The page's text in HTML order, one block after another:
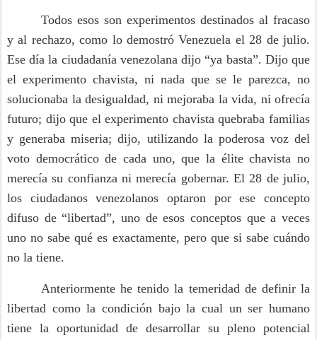
Todos esos son experimentos destinados al fracaso
y al rechazo, como lo demostró Venezuela el 28 de julio.
Ese día la ciudadanía venezolana dijo “ya basta”. Dijo que
el experimento chavista, ni nada que se le parezca, no
solucionaba la desigualdad, ni mejoraba la vida, ni ofrecía
futuro; dijo que el experimento chavista quebraba familias
y generaba miseria; dijo, utilizando la poderosa voz del
voto democrático de cada uno, que la élite chavista no
merecía su confianza ni merecía gobernar. El 28 de julio,
los ciudadanos venezolanos optaron por ese concepto
difuso de “libertad”, uno de esos conceptos que a veces
uno no sabe qué es exactamente, pero que si sabe cuándo
no la tiene.
Anteriormente he tenido la temeridad de definir la
libertad como la condición bajo la cual un ser humano
tiene la oportunidad de desarrollar su pleno potencial